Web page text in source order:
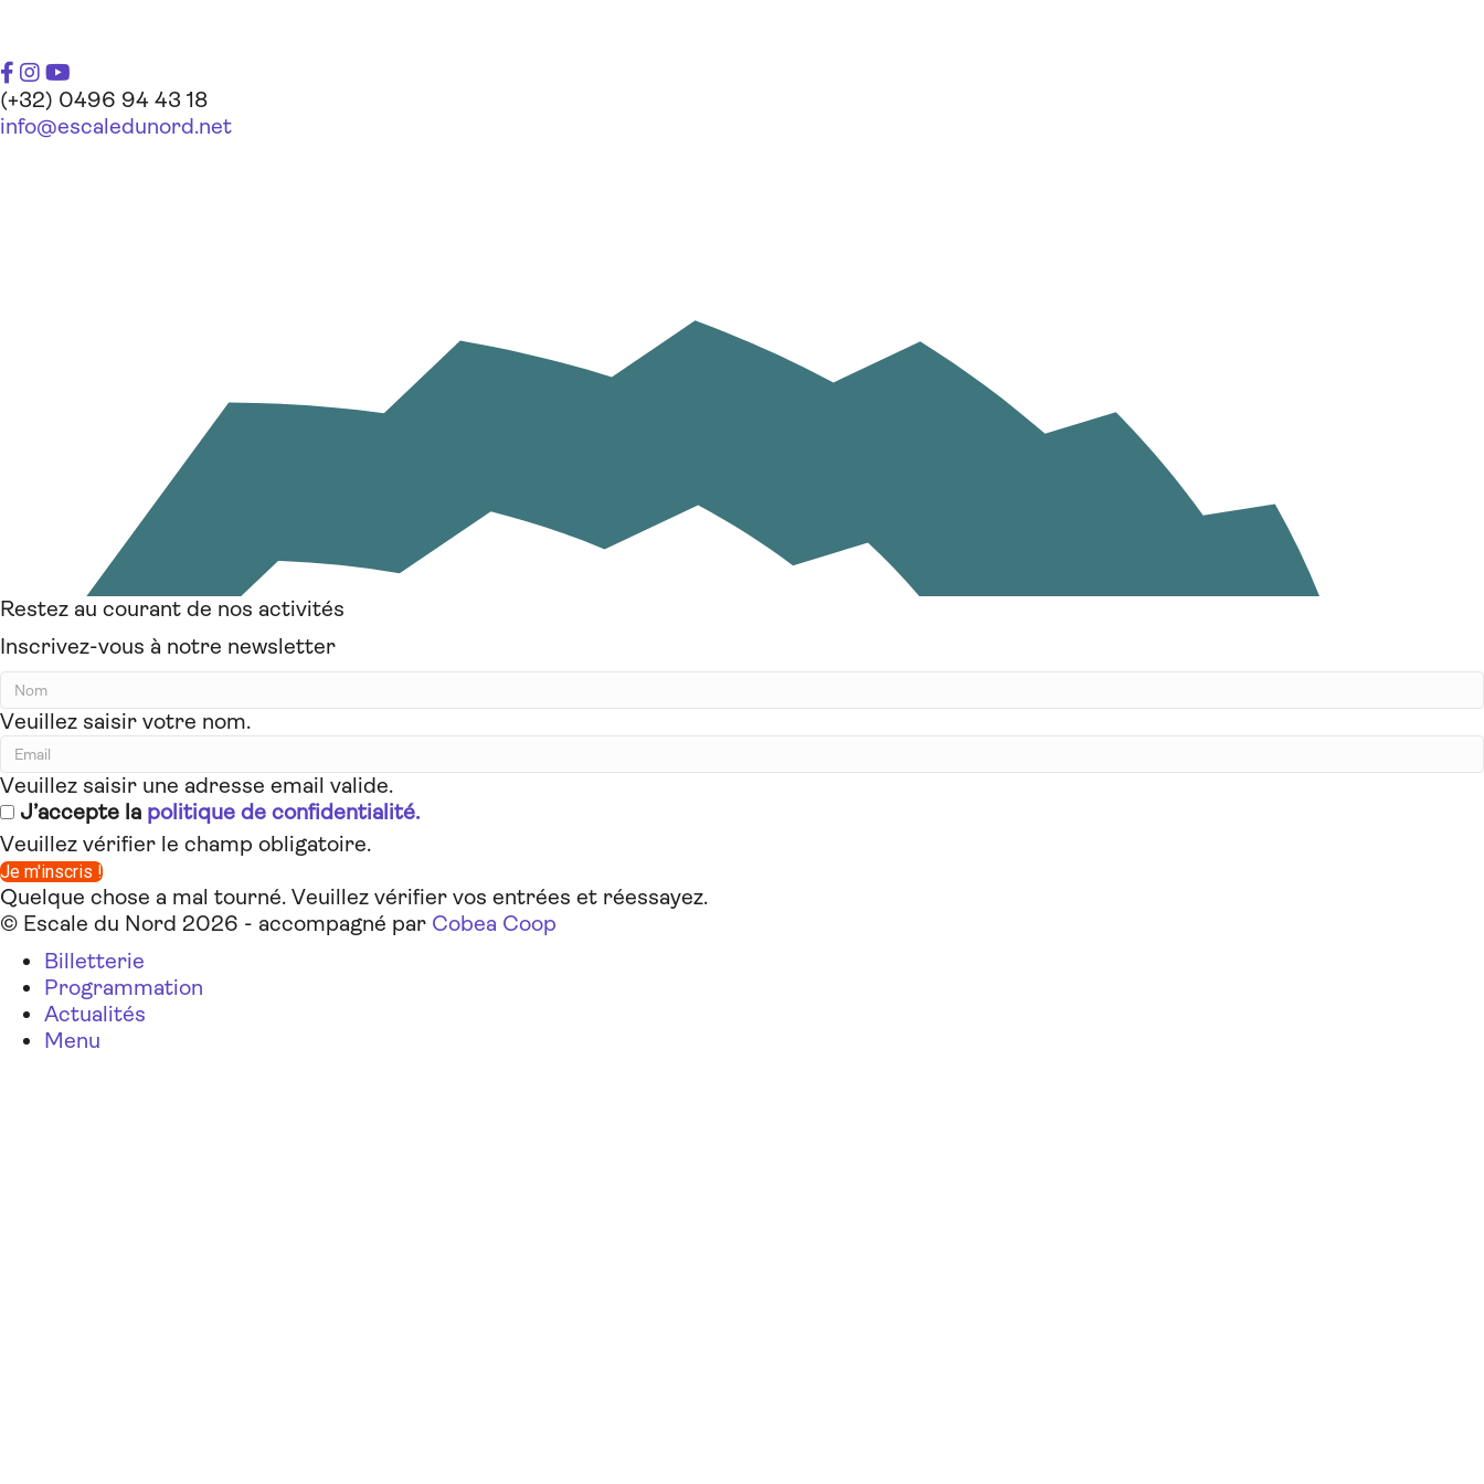
(+32) 0496 94 43 18
info@escaledunord.net
Restez au courant de nos activités
Inscrivez-vous à notre newsletter
Veuillez saisir votre nom.
Veuillez saisir une adresse email valide.
J’accepte la politique de confidentialité.
Veuillez vérifier le champ obligatoire.
Je m'inscris !
Quelque chose a mal tourné. Veuillez vérifier vos entrées et réessayez.
© Escale du Nord 2026 - accompagné par Cobea Coop
Billetterie
Programmation
Actualités
Menu